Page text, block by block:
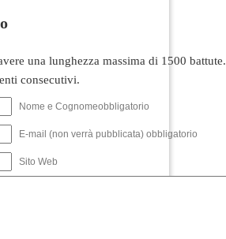
una lunghezza massima di 1500 battute.
consecutivi.
Nome e Cognomeobbligatorio
E-mail (non verrà pubblicata) obbligatorio
Sito Web